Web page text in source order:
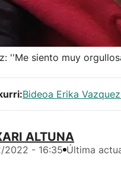
''Me siento muy
Bideoa Erika
ALTUNA
2022 - 16:35 Última